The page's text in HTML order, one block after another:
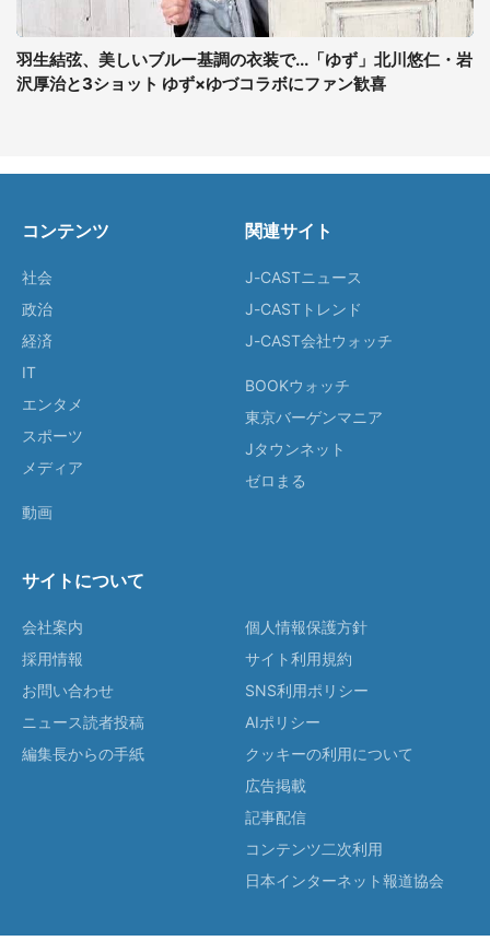
羽生結弦、美しいブルー基調の衣装で...「ゆず」北川悠仁・岩
沢厚治と3ショット ゆず×ゆづコラボにファン歓喜
コンテンツ
社会
政治
経済
IT
エンタメ
スポーツ
メディア
動画
関連サイト
J-CASTニュース
J-CASTトレンド
J-CAST会社ウォッチ
BOOKウォッチ
東京バーゲンマニア
Jタウンネット
ゼロまる
サイトについて
会社案内
採用情報
お問い合わせ
ニュース読者投稿
編集長からの手紙
個人情報保護方針
サイト利用規約
SNS利用ポリシー
AIポリシー
クッキーの利用について
広告掲載
記事配信
コンテンツ二次利用
日本インターネット報道協会